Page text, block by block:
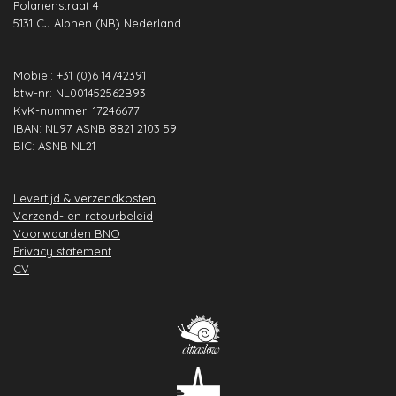
m
Polanenstraat 4
5131 CJ Alphen (NB) Nederland
Mobiel: +31 (0)6 14742391
btw-nr: NL001452562B93
KvK-nummer: 17246677
IBAN: NL97 ASNB 8821 2103 59
BIC: ASNB NL21
Levertijd & verzendkosten
Verzend- en retourbeleid
Voorwaarden BNO
Privacy statement
CV